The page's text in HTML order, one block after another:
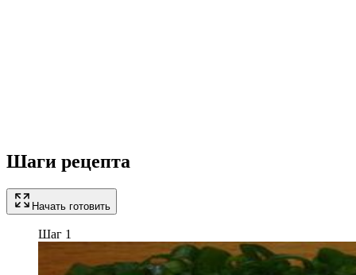
Шаги рецепта
Начать готовить
Шаг 1